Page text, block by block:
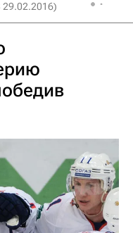
29.02.2016)